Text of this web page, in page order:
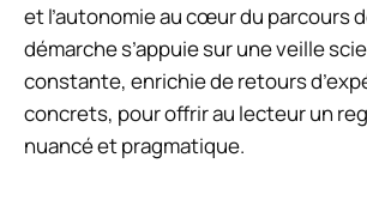
et l’autonomie au cœur du parcours
démarche s’appuie sur une veille
constante, enrichie de retours
concrets, pour offrir au lecteur un
nuancé et pragmatique.